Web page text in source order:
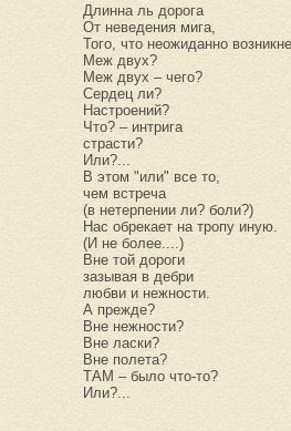
Длинна ль дорога
От неведения мига,
Того, что неожиданно
Меж двух?
Меж двух – чего?
Сердец ли?
Настроений?
Что? – интрига
страсти?
Или?...
В этом "или" все то,
чем встреча
(в нетерпении ли? боли?)
Нас обрекает на тропу иную.
(И не более....)
Вне той дороги
зазывая в дебри
любви и нежности.
А прежде?
Вне нежности?
Вне ласки?
Вне полета?
ТАМ – было что-то?
Или?...